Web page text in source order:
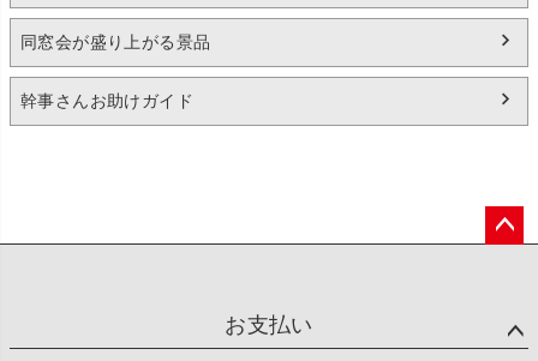
同窓会が盛り上がる景品
幹事さんお助けガイド
お支払い